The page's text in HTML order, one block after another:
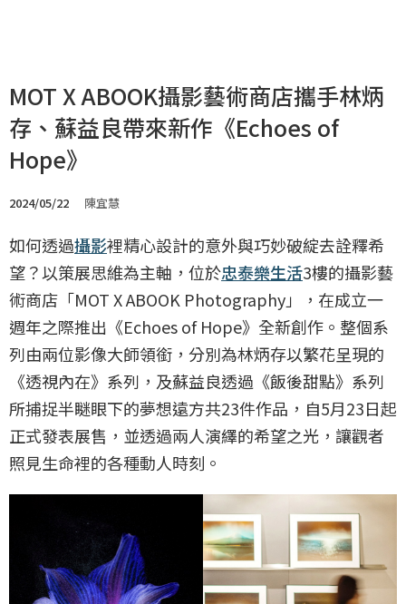
MOT X ABOOK攝影藝術商店攜手林炳
存、蘇益良帶來新作《Echoes of
Hope》
2024/05/22 陳宜慧
如何透過攝影裡精心設計的意外與巧妙破綻去詮釋希
望？以策展思維為主軸，位於忠泰樂生活3樓的攝影藝
術商店「MOT X ABOOK Photography」，在成立一
週年之際推出《Echoes of Hope》全新創作。整個系
列由兩位影像大師領銜，分別為林炳存以繁花呈現的
《透視內在》系列，及蘇益良透過《飯後甜點》系列
所捕捉半瞇眼下的夢想遠方共23件作品，自5月23日起
正式發表展售，並透過兩人演繹的希望之光，讓觀者
照見生命裡的各種動人時刻。